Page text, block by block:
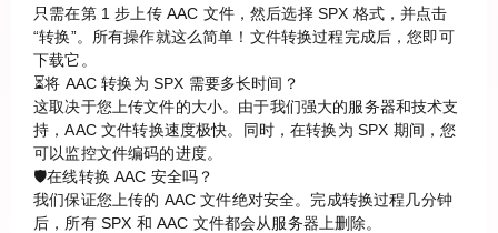
只需在第 1 步上传 AAC 文件，然后选择 SPX 格式，并点击
“转换”。所有操作就这么简单！文件转换过程完成后，您即可
下载它。
⏳将 AAC 转换为 SPX 需要多长时间？
这取决于您上传文件的大小。由于我们强大的服务器和技术支
持，AAC 文件转换速度极快。同时，在转换为 SPX 期间，您
可以监控文件编码的进度。
🛡️在线转换 AAC 安全吗？
我们保证您上传的 AAC 文件绝对安全。完成转换过程几分钟
后，所有 SPX 和 AAC 文件都会从服务器上删除。